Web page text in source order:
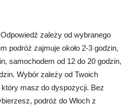
zależy od wybranego
podróż zajmuje około 2-3 godzin,
samochodem od 12 do 20 godzin,
Wybór zależy od Twoich
masz do dyspozycji. Bez
podróż do Włoch z